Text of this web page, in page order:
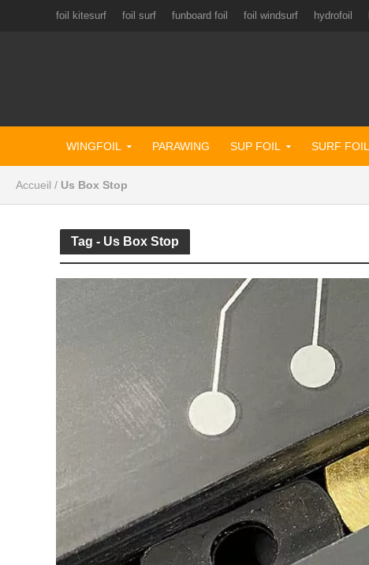
foil kitesurf foil surf funboard foil foil windsurf hydrofoil
WINGFOIL PARAWING SUP FOIL SURF FOIL
Accueil / Us Box Stop
Tag - Us Box Stop